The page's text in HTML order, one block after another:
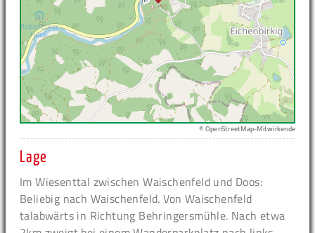
© OpenStreetMap-Mitwirkende
Lage
Im Wiesenttal zwischen Waischenfeld und Doos:
Beliebig nach Waischenfeld. Von Waischenfeld
talabwärts in Richtung Behringersmühle. Nach etwa